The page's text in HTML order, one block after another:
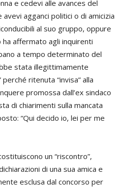
e cedevi alle avances del
agganci politici o di amicizia
al suo gruppo, oppure
ha affermato agli inquirenti
a tempo determinato del
stata illegittimamente
ritenuta “invisa” alla
promossa dall’ex sindaco
di chiarimenti sulla mancata
“Qui decido io, lei per me
un “riscontro”,
di una sua amica e
esclusa dal concorso per